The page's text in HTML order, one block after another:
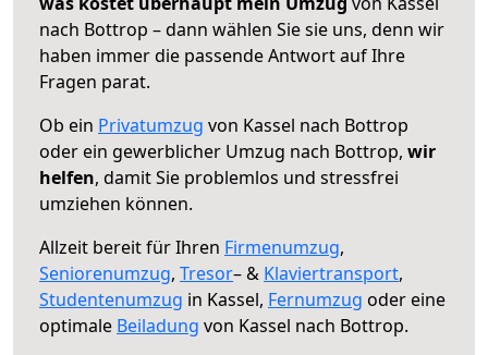
nach Bottrop – dann wählen Sie sie uns, denn wir
haben immer die passende Antwort auf Ihre
Fragen parat.
Ob ein Privatumzug von Kassel nach Bottrop
oder ein gewerblicher Umzug nach Bottrop, wir
helfen, damit Sie problemlos und stressfrei
umziehen können.
Allzeit bereit für Ihren Firmenumzug,
Seniorenumzug, Tresor– & Klaviertransport,
Studentenumzug in Kassel, Fernumzug oder eine
optimale Beiladung von Kassel nach Bottrop.